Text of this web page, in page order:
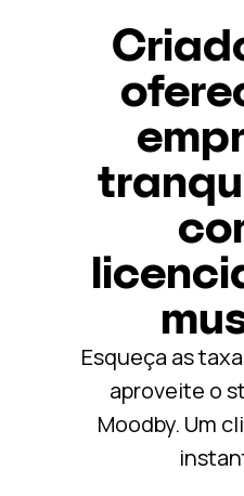
Esqueça as
aproveite o
Moodby. Um